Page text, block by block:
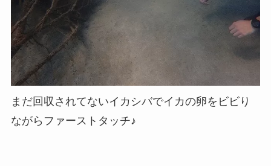
まだ回収されてないイカシバでイカの卵をビビり
ながらファーストタッチ♪